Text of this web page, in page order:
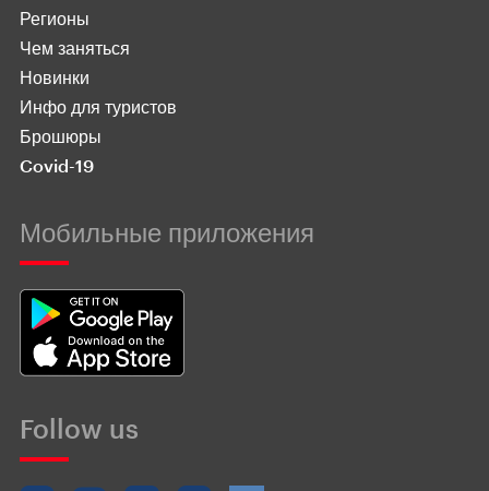
Регионы
Чем заняться
Новинки
Инфо для туристов
Брошюры
Covid-19
Мобильные приложения
Follow us